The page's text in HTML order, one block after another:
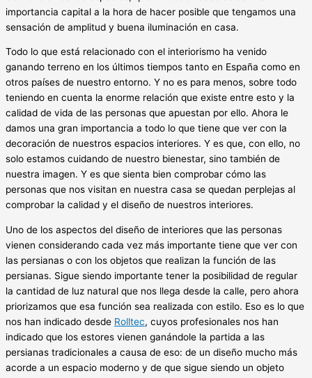
importancia capital a la hora de hacer posible que tengamos una
sensación de amplitud y buena iluminación en casa.
Todo lo que está relacionado con el interiorismo ha venido
ganando terreno en los últimos tiempos tanto en España como en
otros países de nuestro entorno. Y no es para menos, sobre todo
teniendo en cuenta la enorme relación que existe entre esto y la
calidad de vida de las personas que apuestan por ello. Ahora le
damos una gran importancia a todo lo que tiene que ver con la
decoración de nuestros espacios interiores. Y es que, con ello, no
solo estamos cuidando de nuestro bienestar, sino también de
nuestra imagen. Y es que sienta bien comprobar cómo las
personas que nos visitan en nuestra casa se quedan perplejas al
comprobar la calidad y el diseño de nuestros interiores.
Uno de los aspectos del diseño de interiores que las personas
vienen considerando cada vez más importante tiene que ver con
las persianas o con los objetos que realizan la función de las
persianas. Sigue siendo importante tener la posibilidad de regular
la cantidad de luz natural que nos llega desde la calle, pero ahora
priorizamos que esa función sea realizada con estilo. Eso es lo que
nos han indicado desde Rolltec, cuyos profesionales nos han
indicado que los estores vienen ganándole la partida a las
persianas tradicionales a causa de eso: de un diseño mucho más
acorde a un espacio moderno y de que sigue siendo un objeto